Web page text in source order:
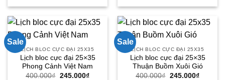
là:
tại
245.000₫.
là:
tại
Sale
LỊCH BLOC CỰC ĐẠI 25X35
Lịch bloc cực đại 25×35
Phong Cảnh Việt Nam
400.000₫ Giá
245.000₫Giá
Sale
LỊCH BLOC CỰC ĐẠI 25X35
Lịch bloc cực đại 25×35
Thuận Buồm Xuôi Gió
400.000₫ Giá
245.000₫Giá